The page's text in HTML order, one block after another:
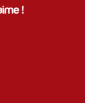
led -
LG, Sharp,
Dyson.